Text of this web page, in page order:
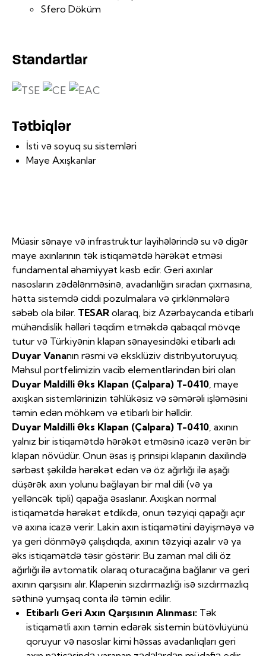
Sfero Döküm
Standartlar
Tətbiqlər
İsti və soyuq su sistemləri
Maye Axışkanlar
Müasir sənaye və infrastruktur layihələrində su və digər
maye axınlarının tək istiqamətdə hərəkət etməsi
fundamental əhəmiyyət kəsb edir. Geri axınlar
nasosların zədələnməsinə, avadanlığın sıradan çıxmasına,
hətta sistemdə ciddi pozulmalara və çirklənmələrə
səbəb ola bilər. TESAR olaraq, biz Azərbaycanda etibarlı
mühəndislik həlləri təqdim etməkdə qabaqcıl mövqe
tutur və Türkiyənin klapan sənayesindəki etibarlı adı
Duyar Vananın rəsmi və eksklüziv distribyutoruyuq.
Məhsul portfelimizin vacib elementlərindən biri olan
Duyar Maldilli Əks Klapan (Çalpara) T-0410, maye
axışkan sistemlərinizin təhlükəsiz və səmərəli işləməsini
təmin edən möhkəm və etibarlı bir həlldir.
Duyar Maldilli Əks Klapan (Çalpara) T-0410, axının
yalnız bir istiqamətdə hərəkət etməsinə icazə verən bir
klapan növüdür. Onun əsas iş prinsipi klapanın daxilində
sərbəst şəkildə hərəkət edən və öz ağırlığı ilə aşağı
düşərək axın yolunu bağlayan bir mal dili (və ya
yelləncək tipli) qapağa əsaslanır. Axışkan normal
istiqamətdə hərəkət etdikdə, onun təzyiqi qapağı açır
və axına icazə verir. Lakin axın istiqamətini dəyişməyə və
ya geri dönməyə çalışdıqda, axının təzyiqi azalır və ya
əks istiqamətdə təsir göstərir. Bu zaman mal dili öz
ağırlığı ilə avtomatik olaraq oturacağına bağlanır və geri
axının qarşısını alır. Klapenin sızdırmazlığı isə sızdırmazlıq
səthinə yumşaq conta ilə təmin edilir.
Etibarlı Geri Axın Qarşısının Alınması: Tək
istiqamətli axın təmin edərək sistemin bütövlüyünü
qoruyur və nasoslar kimi həssas avadanlıqları geri